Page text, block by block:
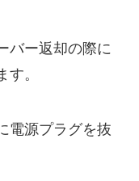
バー返却の際に
。
電源プラグを抜